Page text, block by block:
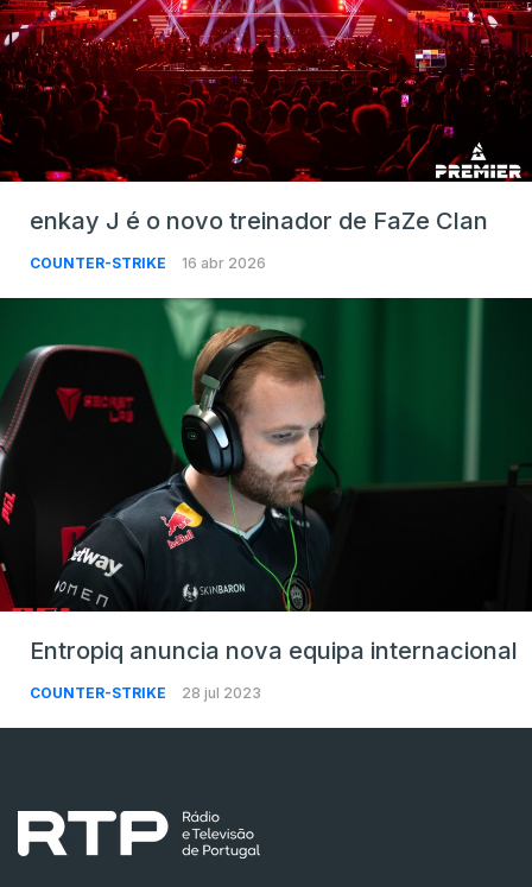
enkay J é o novo treinador de FaZe Clan
COUNTER-STRIKE 16 abr 2026
Entropiq anuncia nova equipa internacional
COUNTER-STRIKE 28 jul 2023